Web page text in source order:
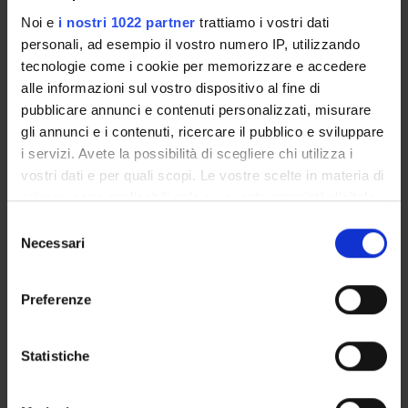
Noi e i nostri 1022 partner trattiamo i vostri dati
personali, ad esempio il vostro numero IP, utilizzando
tecnologie come i cookie per memorizzare e accedere
alle informazioni sul vostro dispositivo al fine di
pubblicare annunci e contenuti personalizzati, misurare
gli annunci e i contenuti, ricercare il pubblico e sviluppare
i servizi. Avete la possibilità di scegliere chi utilizza i
vostri dati e per quali scopi. Le vostre scelte in materia di
privacy sono applicabili solo su questa proprietà digitale
modificare o revocare il proprio consenso in qualsiasi
momento dalla Dichiarazione sui cookie o facendo clic
raccogliere informazioni sulla tua posizione
geografica, con un'approssimazione di qualche
delNecessari
Preferenze
Statistiche
ALLEGATI
Programma (pdf, it, 5229 KB, 04/08/26)